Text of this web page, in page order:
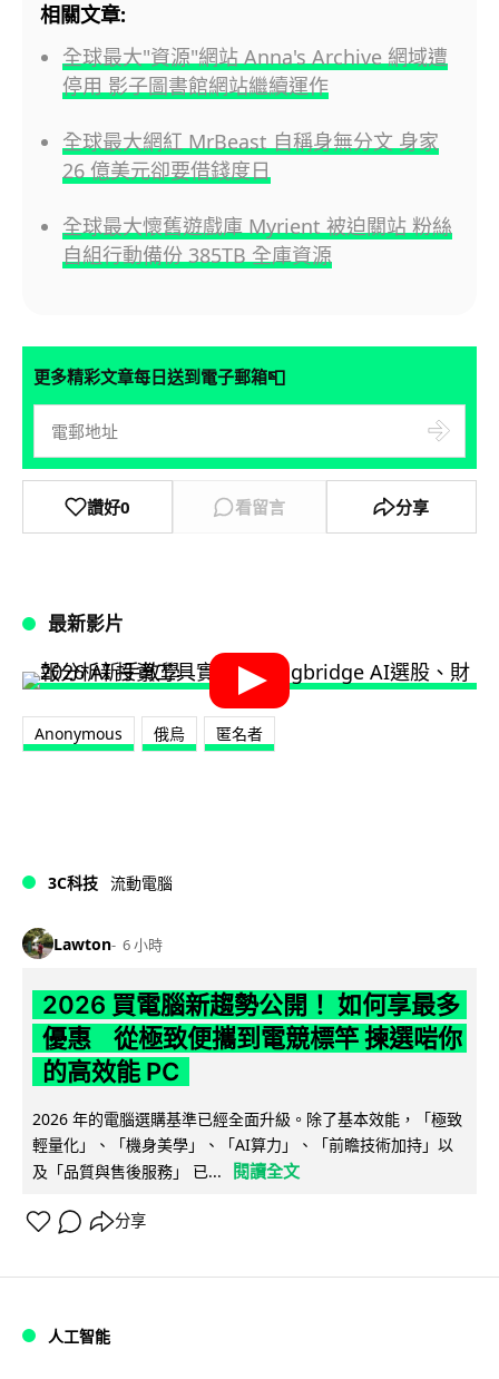
相關文章:
全球最大"資源"網站 Anna's Archive 網域遭
停用 影子圖書館網站繼續運作
全球最大網紅 MrBeast 自稱身無分文 身家
26 億美元卻要借錢度日
全球最大懷舊遊戲庫 Myrient 被迫關站 粉絲
自組行動備份 385TB 全庫資源
更多精彩文章每日送到電子郵箱📮
讚好0 看留言 分享
最新影片
Anonymous 俄烏 匿名者
3C科技 流動電腦
Lawton 6 小時
2026 買電腦新趨勢公開！ 如何享最多
優惠 從極致便攜到電競標竿 揀選啱你
的高效能 PC
2026 年的電腦選購基準已經全面升級。除了基本效能，「極致
輕量化」、「機身美學」、「AI算力」、「前瞻技術加持」以
及「品質與售後服務」 已...
閱讀全文
分享
人工智能